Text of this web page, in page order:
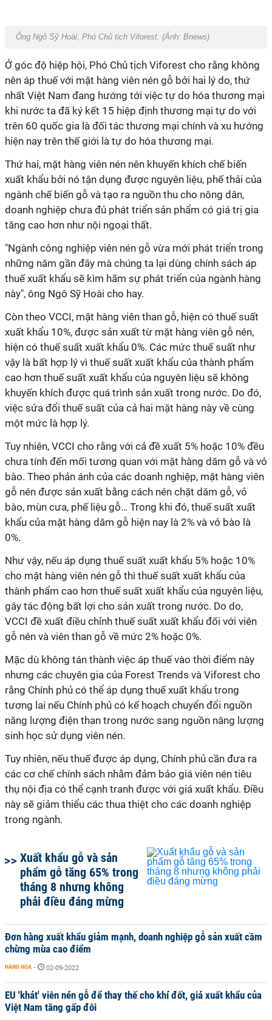
Ông Ngô Sỹ Hoài, Phó Chủ tịch Viforest. (Ảnh: Bnews)
Ở góc độ hiệp hội, Phó Chủ tịch Viforest cho rằng không
nên áp thuế với mặt hàng viên nén gỗ bởi hai lý do, thứ
nhất Việt Nam đang hướng tới việc tự do hóa thương mại
khi nước ta đã ký kết 15 hiệp định thương mại tự do với
trên 60 quốc gia là đối tác thương mại chính và xu hướng
hiện nay trên thế giới là tự do hóa thương mại.
Thứ hai, mặt hàng viên nén nên khuyến khích chế biến
xuất khẩu bởi nó tận dụng được nguyên liệu, phế thải của
ngành chế biến gỗ và tạo ra nguồn thu cho nông dân,
doanh nghiệp chưa đủ phát triển sản phẩm có giá trị gia
tăng cao hơn như nội ngoại thất.
"Ngành công nghiệp viên nén gỗ vừa mới phát triển trong
những năm gần đây mà chúng ta lại dùng chính sách áp
thuế xuất khẩu sẽ kìm hãm sự phát triển của ngành hàng
này", ông Ngô Sỹ Hoài cho hay.
Còn theo VCCI, mặt hàng viên than gỗ, hiện có thuế suất
xuất khẩu 10%, được sản xuất từ mặt hàng viên gỗ nén,
hiện có thuế suất xuất khẩu 0%. Các mức thuế suất như
vậy là bất hợp lý vì thuế suất xuất khẩu của thành phẩm
cao hơn thuế suất xuất khẩu của nguyên liệu sẽ không
khuyến khích được quá trình sản xuất trong nước. Do đó,
việc sửa đổi thuế suất của cả hai mặt hàng này về cùng
một mức là hợp lý.
Tuy nhiên, VCCI cho rằng với cả đề xuất 5% hoặc 10% đều
chưa tính đến mối tương quan với mặt hàng dăm gỗ và vỏ
bào. Theo phản ánh của các doanh nghiệp, mặt hàng viên
gỗ nén được sản xuất bằng cách nén chặt dăm gỗ, vỏ
bào, mùn cưa, phế liệu gỗ… Trong khi đó, thuế suất xuất
khẩu của mặt hàng dăm gỗ hiện nay là 2% và vỏ bào là
0%.
Như vậy, nếu áp dụng thuế suất xuất khẩu 5% hoặc 10%
cho mặt hàng viên nén gỗ thì thuế suất xuất khẩu của
thành phẩm cao hơn thuế suất xuất khẩu của nguyên liệu,
gây tác động bất lợi cho sản xuất trong nước. Do do,
VCCI đề xuất điều chỉnh thuế suất xuất khẩu đối với viên
gỗ nén và viên than gỗ về mức 2% hoặc 0%.
Mặc dù không tán thành việc áp thuế vào thời điểm này
nhưng các chuyên gia của Forest Trends và Viforest cho
rằng Chính phủ có thể áp dụng thuế xuất khẩu trong
tương lai nếu Chính phủ có kế hoạch chuyển đổi nguồn
năng lượng điện than trong nước sang nguồn năng lượng
sinh học sử dụng viên nén.
Tuy nhiên, nếu thuế được áp dụng, Chính phủ cần đưa ra
các cơ chế chính sách nhằm đảm bảo giá viên nén tiêu
thụ nội địa có thể cạnh tranh được với giá xuất khẩu. Điều
này sẽ giảm thiểu các thua thiệt cho các doanh nghiệp
trong ngành.
Xuất khẩu gỗ và sản
phẩm gỗ tăng 65% trong
tháng 8 nhưng không
phải điều đáng mừng
Đơn hàng xuất khẩu giảm mạnh, doanh nghiệp gỗ sản xuất cầm
chừng mùa cao điểm
HÀNG HÓA - 02-09-2022
EU 'khát' viên nén gỗ để thay thế cho khí đốt, giá xuất khẩu của
Việt Nam tăng gấp đôi